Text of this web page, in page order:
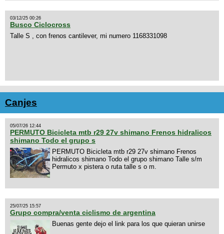
03/12/25 00:26
Busco Ciclocross
Talle S , con frenos cantilever, mi numero 1168331098
Canjes
05/07/26 12:44
PERMUTO Bicicleta mtb r29 27v shimano Frenos hidralicos
shimano Todo el grupo s
PERMUTO Bicicleta mtb r29 27v shimano Frenos
hidralicos shimano Todo el grupo shimano Talle s/m
Permuto x pistera o ruta talle s o m.
25/07/25 15:57
Grupo compra/venta ciclismo de argentina
Buenas gente dejo el link para los que quieran unirse